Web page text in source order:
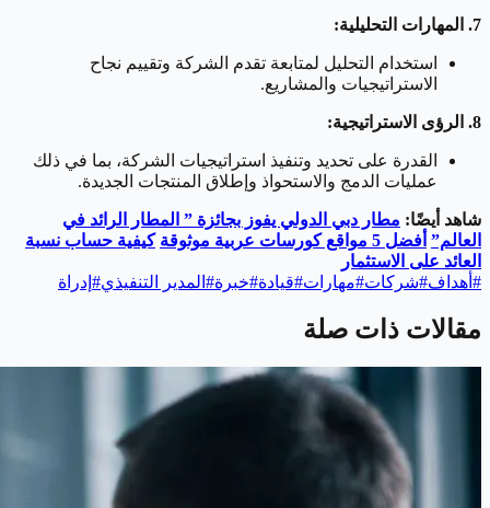
7. المهارات التحليلية:
استخدام التحليل لمتابعة تقدم الشركة وتقييم نجاح
الاستراتيجيات والمشاريع.
8. الرؤى الاستراتيجية:
القدرة على تحديد وتنفيذ استراتيجيات الشركة، بما في ذلك
عمليات الدمج والاستحواذ وإطلاق المنتجات الجديدة.
شاهد أيضًا: مطار دبي الدولي يفوز بجائزة ” المطار الرائد في
العالم” أفضل 5 مواقع كورسات عربية موثوقة
كيفية حساب نسبة
العائد على الاستثمار
# أهداف#شركات#مهارات#قيادة#خبرة# المدير التنفيذي# إدراة
مقالات ذات صلة